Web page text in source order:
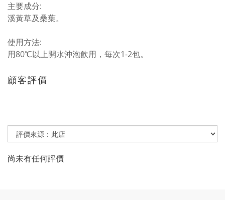
主要成分:
溪黃草及桑葉。
使用方法:
用80℃以上開水沖泡飲用，每次1-2包。
顧客評價
尚未有任何評價